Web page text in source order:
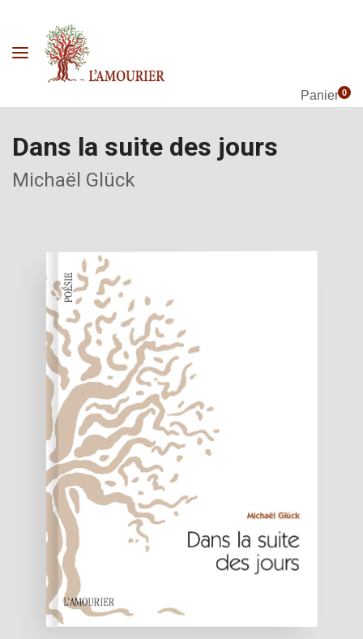
Panier0
Dans la suite des jours
Michaël Glück